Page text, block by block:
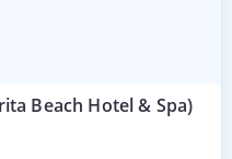
Beach Hotel & Spa)